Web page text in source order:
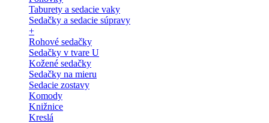
Taburety a sedacie vaky
Sedačky a sedacie súpravy
+
Rohové sedačky
Sedačky v tvare U
Kožené sedačky
Sedačky na mieru
Sedacie zostavy
Komody
Knižnice
Kreslá